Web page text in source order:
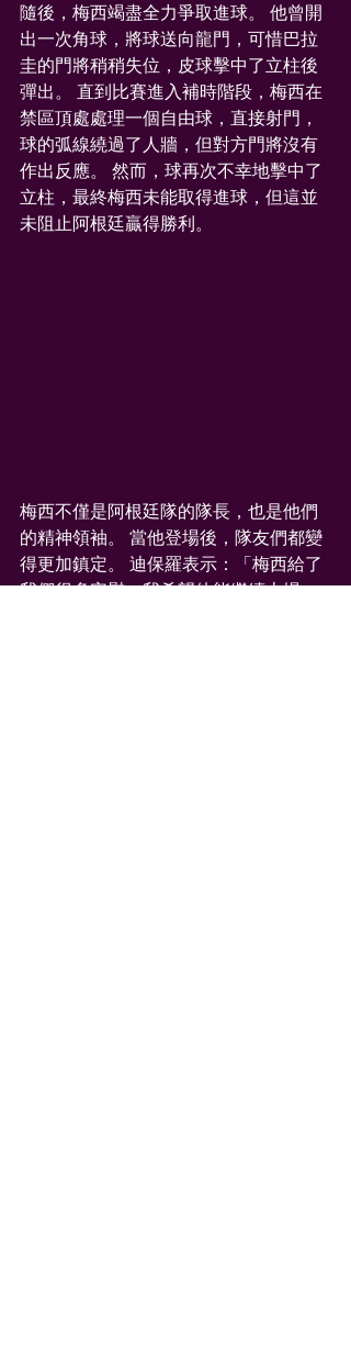
隨後，梅西竭盡全力爭取進球。 他曾開
出一次角球，將球送向龍門，可惜巴拉
圭的門將稍稍失位，皮球擊中了立柱後
彈出。 直到比賽進入補時階段，梅西在
禁區頂處處理一個自由球，直接射門，
球的弧線繞過了人牆，但對方門將沒有
作出反應。 然而，球再次不幸地擊中了
立柱，最終梅西未能取得進球，但這並
未阻止阿根廷贏得勝利。
梅西不僅是阿根廷隊的隊長，也是他們
的精神領袖。 當他登場後，隊友們都變
得更加鎮定。 迪保羅表示：「梅西給了
我們很多安慰，我希望他能繼續上場，